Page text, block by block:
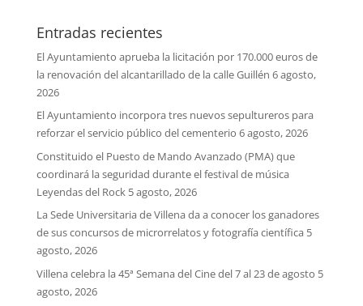
Entradas recientes
El Ayuntamiento aprueba la licitación por 170.000 euros de
la renovación del alcantarillado de la calle Guillén 6 agosto,
2026
El Ayuntamiento incorpora tres nuevos sepultureros para
reforzar el servicio público del cementerio 6 agosto, 2026
Constituido el Puesto de Mando Avanzado (PMA) que
coordinará la seguridad durante el festival de música
Leyendas del Rock 5 agosto, 2026
La Sede Universitaria de Villena da a conocer los ganadores
de sus concursos de microrrelatos y fotografía científica 5
agosto, 2026
Villena celebra la 45ª Semana del Cine del 7 al 23 de agosto 5
agosto, 2026